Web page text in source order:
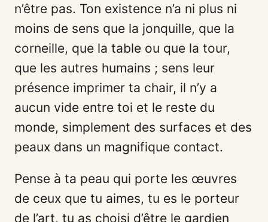
n’être pas. Ton existence n’a ni plus ni
moins de sens que la jonquille, que la
corneille, que la table ou que la tour,
que les autres humains ; sens leur
présence imprimer ta chair, il n’y a
aucun vide entre toi et le reste du
monde, simplement des surfaces et des
peaux dans un magnifique contact.
Pense à ta peau qui porte les œuvres
de ceux que tu aimes, tu es le porteur
de l’art, tu as choisi d’être le gardien